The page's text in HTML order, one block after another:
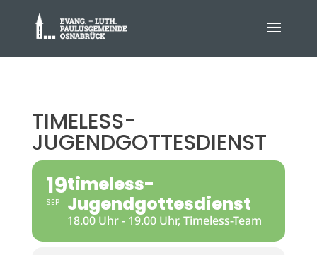
TIMELESS-
JUGENDGOTTESDIENST
19
SEP
timeless-
Jugendgottesdienst
18.00 Uhr - 19.00 Uhr, Timeless-Team